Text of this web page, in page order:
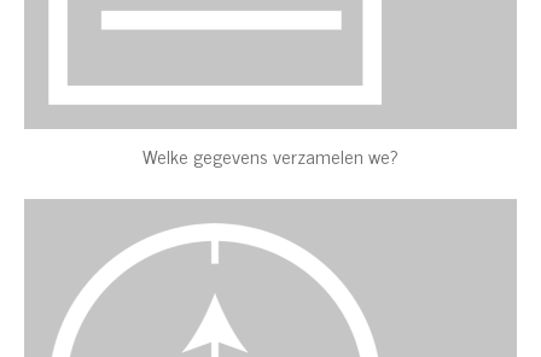
Welke gegevens verzamelen we?